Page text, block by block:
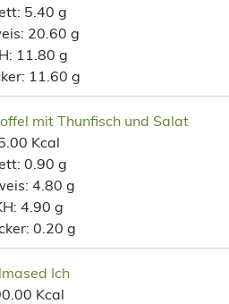
5.40 g
20.60 g
11.80 g
11.60 g
mit Thunfisch und Salat
Kcal
0.90 g
4.80 g
4.90 g
0.20 g
Ich
Kcal